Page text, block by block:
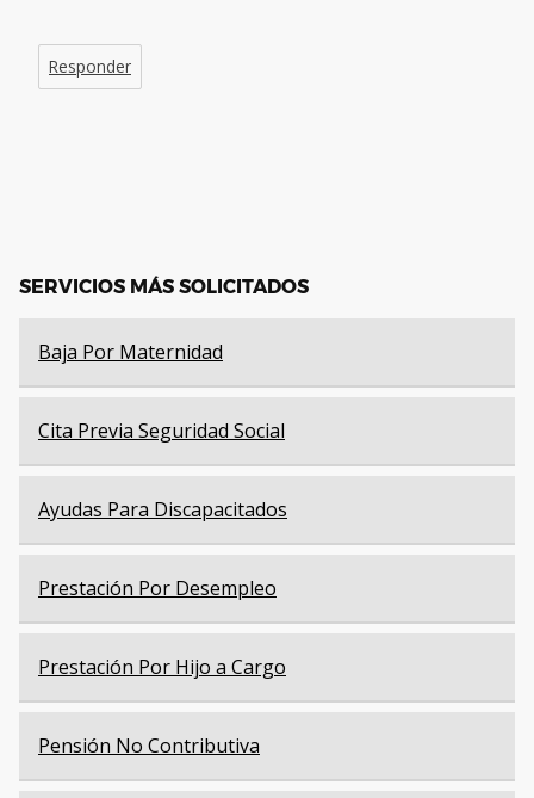
Responder
SERVICIOS MÁS SOLICITADOS
Baja Por Maternidad
Cita Previa Seguridad Social
Ayudas Para Discapacitados
Prestación Por Desempleo
Prestación Por Hijo a Cargo
Pensión No Contributiva